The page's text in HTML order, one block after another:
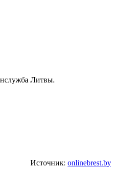
Литвы.
Источник: onlinebrest.by